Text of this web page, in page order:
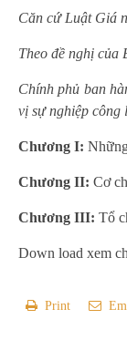
Căn cứ Luật Giá
Theo đề nghị của
Chính phủ ban
vị sự nghiệp công
Chương I:
Chương II: Cơ
Chương III: Tổ
Down load xem
Print